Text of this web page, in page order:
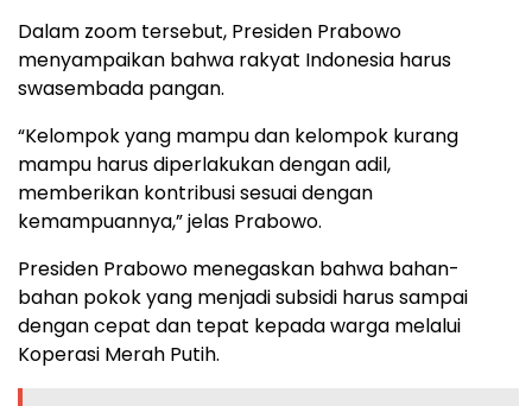
Dalam zoom tersebut, Presiden Prabowo
menyampaikan bahwa rakyat Indonesia harus
swasembada pangan.
“Kelompok yang mampu dan kelompok kurang
mampu harus diperlakukan dengan adil,
memberikan kontribusi sesuai dengan
kemampuannya,” jelas Prabowo.
Presiden Prabowo menegaskan bahwa bahan-
bahan pokok yang menjadi subsidi harus sampai
dengan cepat dan tepat kepada warga melalui
Koperasi Merah Putih.